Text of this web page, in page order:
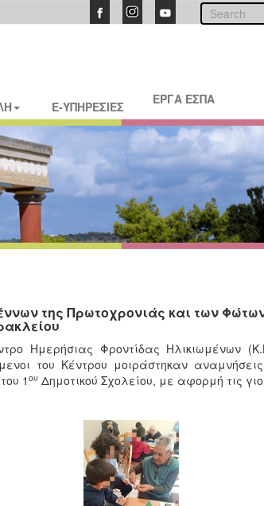
E-ΥΠΗΡΕΣΙΕΣ ΕΡΓΑ ΕΣΠΑ
της Πρωτοχρονιάς και των
Ημερήσιας Φροντίδας Ηλικιωμένων
του Κέντρου μοιράστηκαν
1 ου Δημοτικού Σχολείου, με αφορμή τις